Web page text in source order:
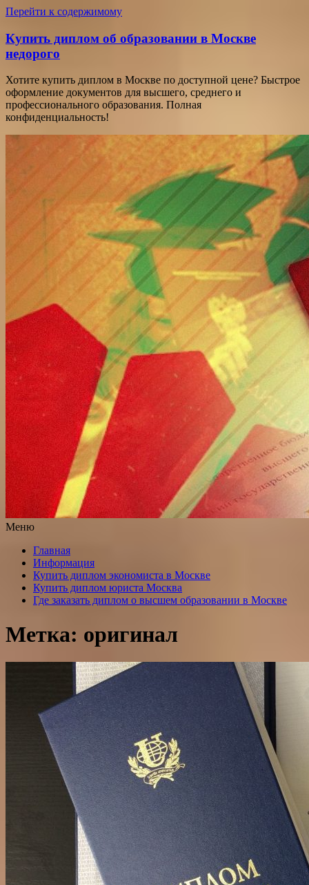
Перейти к содержимому
Купить диплом об образовании в Москве
недорого
Хотите купить диплом в Москве по доступной цене? Быстрое
оформление документов для высшего, среднего и
профессионального образования. Полная
конфиденциальность!
Меню
Главная
Информация
Купить диплом экономиста в Москве
Купить диплом юриста Москва
Где заказать диплом о высшем образовании в Москве
Метка: оригинал